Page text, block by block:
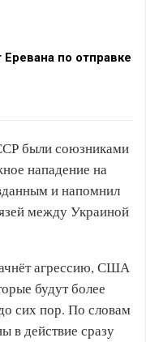
по отправке
были союзниками
нападение на
и напомнил
между Украиной
агрессию, США
будут более
сих пор. По словам
в действие сразу